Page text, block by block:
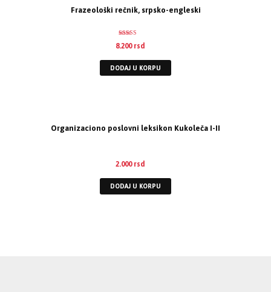
Frazeološki rečnik, srpsko-engleski
Ocenjeno
5.00
8.200 rsd
DODAJ U KORPU
Organizaciono poslovni leksikon Kukoleča I-II
2.000 rsd
DODAJ U KORPU